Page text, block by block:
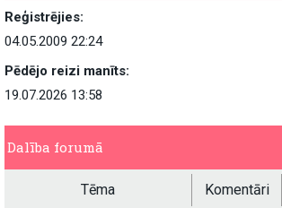
Reģistrējies:
04.05.2009 22:24
Pēdējo reizi manīts:
19.07.2026 13:58
Dalība forumā
Tēma Komentāri